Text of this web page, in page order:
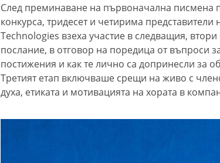
След преминаване на първоначална писмена
конкурса, тридесет и четирима представители
Technologies взеха участие в следващия,
послание, в отговор на поредица от въпроси
постижения и как те лично са допринесли за
Третият етап включваше срещи на живо с
духа, етиката и мотивацията на хората в